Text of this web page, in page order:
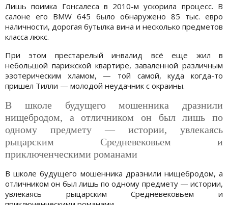
Лишь поимка Гонсалеса в 2010-м ускорила процесс. В
салоне его BMW 645 было обнаружено 85 тыс. евро
наличности, дорогая бутылка вина и несколько предметов
класса люкс.
При этом престарелый инвалид всё еще жил в
небольшой парижской квартире, заваленной различным
эзотерическим хламом, — той самой, куда когда-то
пришел Тилли — молодой неудачник с окраины.
В школе будущего мошенника дразнили
нищебродом, а отличником он был лишь по
одному предмету — истории, увлекаясь
рыцарским Средневековьем и
приключенческими романами
В школе будущего мошенника дразнили нищебродом, а
отличником он был лишь по одному предмету — истории,
увлекаясь рыцарским Средневековьем и